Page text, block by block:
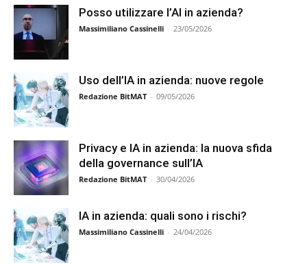
Posso utilizzare l’AI in azienda?
Massimiliano Cassinelli - 23/05/2026
Uso dell’IA in azienda: nuove regole
Redazione BitMAT - 09/05/2026
Privacy e IA in azienda: la nuova sfida
della governance sull’IA
Redazione BitMAT - 30/04/2026
IA in azienda: quali sono i rischi?
Massimiliano Cassinelli - 24/04/2026